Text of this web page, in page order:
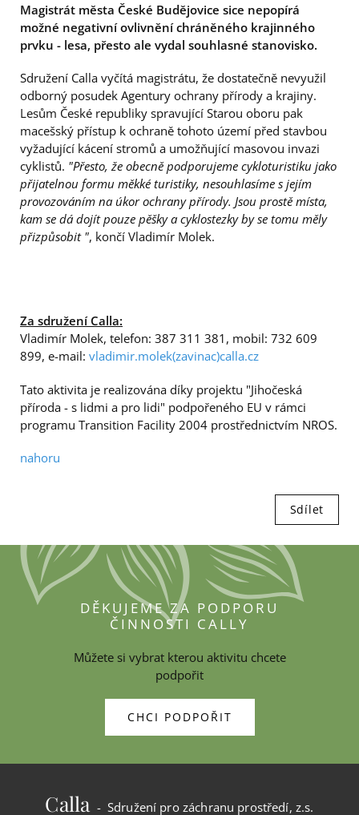
Magistrát města České Budějovice sice nepopírá
možné negativní ovlivnění chráněného krajinného
prvku - lesa, přesto ale vydal souhlasné stanovisko.
Sdružení Calla vyčítá magistrátu, že dostatečně nevyužil
odborný posudek Agentury ochrany přírody a krajiny.
Lesům České republiky spravující Starou oboru pak
macešský přístup k ochraně tohoto území před stavbou
vyžadující kácení stromů a umožňující masovou invazi
cyklistů. "Přesto, že obecně podporujeme cykloturistiku jako
přijatelnou formu měkké turistiky, nesouhlasíme s jejím
provozováním na úkor ochrany přírody. Jsou prostě místa,
kam se dá dojít pouze pěšky a cyklostezky by se tomu měly
přizpůsobit ", končí Vladimír Molek.
Za sdružení Calla:
Vladimír Molek, telefon: 387 311 381, mobil: 732 609
899, e-mail: vladimir.molek(zavinac)calla.cz
Tato aktivita je realizována díky projektu "Jihočeská
příroda - s lidmi a pro lidi" podpořeného EU v rámci
programu Transition Facility 2004 prostřednictvím NROS.
nahoru
Sdílet
DĚKUJEME ZA PODPORU
ČINNOSTI CALLY
Můžete si vybrat kterou aktivitu chcete
podpořit
CHCI PODPOŘIT
Calla- Sdružení pro záchranu prostředí, z.s.